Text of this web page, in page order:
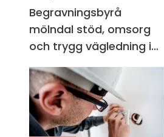
Begravningsbyrå
mölndal stöd, omsorg
och trygg vägledning i
en svår tid